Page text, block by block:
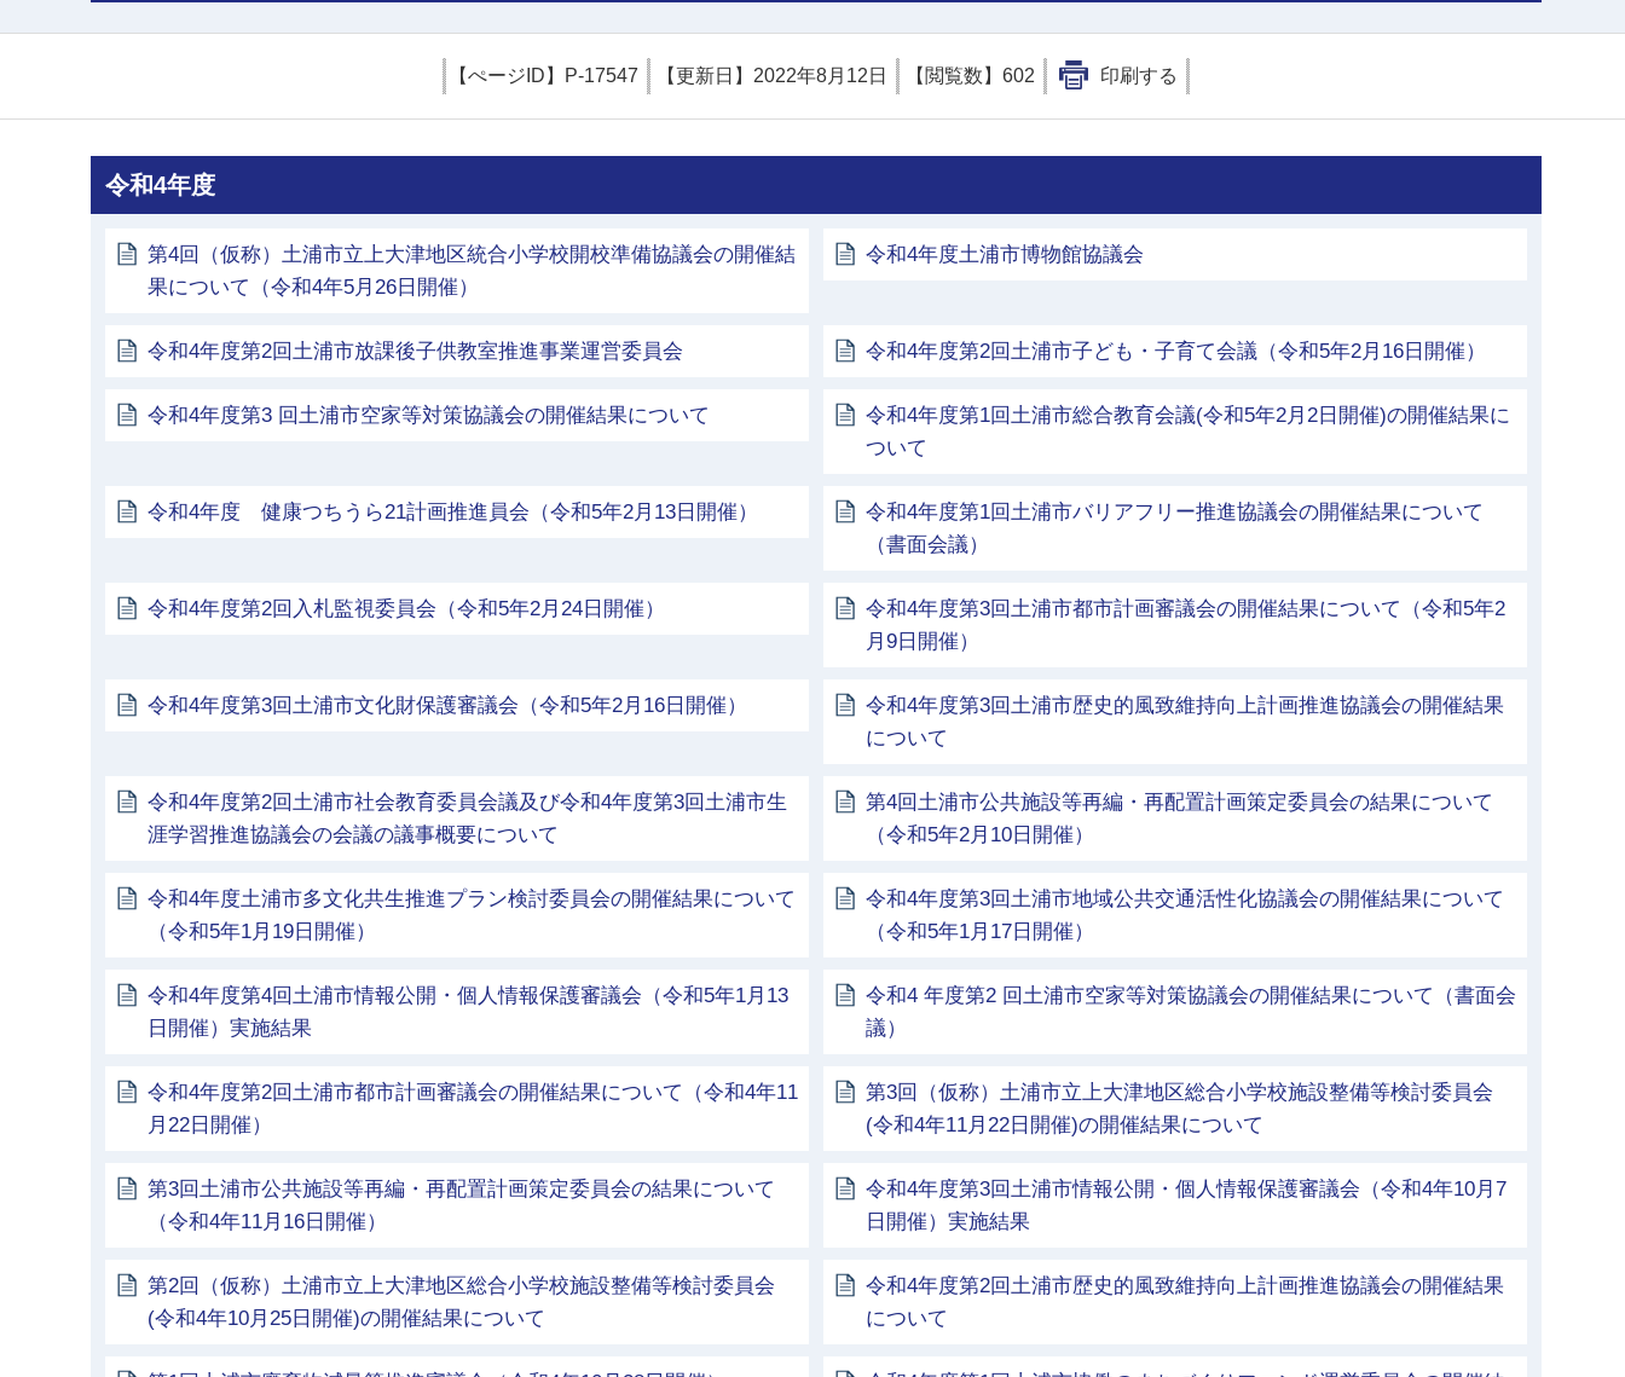
【ぺージID】 P-17547 【更新日】 2022年8月12日 【閲覧数】 602 印刷する
令和4年度
第4回（仮称）土浦市立上大津地区統合小学校開校準備協議会の開催結
果について（令和4年5月26日開催）
令和4年度土浦市博物館協議会
令和4年度第2回土浦市放課後子供教室推進事業運営委員会 令和4年度第2回土浦市子ども・子育て会議（令和5年2月16日開催）
令和4年度第3 回土浦市空家等対策協議会の開催結果について
令和4年度第1回土浦市総合教育会議(令和5年2月2日開催)の開催結果に
ついて
令和4年度 健康つちうら21計画推進員会（令和5年2月13日開催）
令和4年度第1回土浦市バリアフリー推進協議会の開催結果について
（書面会議）
令和4年度第2回入札監視委員会（令和5年2月24日開催）
令和4年度第3回土浦市都市計画審議会の開催結果について（令和5年2
月9日開催）
令和4年度第3回土浦市文化財保護審議会（令和5年2月16日開催）
令和4年度第3回土浦市歴史的風致維持向上計画推進協議会の開催結果
について
令和4年度第2回土浦市社会教育委員会議及び令和4年度第3回土浦市生
涯学習推進協議会の会議の議事概要について
第4回土浦市公共施設等再編・再配置計画策定委員会の結果について
（令和5年2月10日開催）
令和4年度土浦市多文化共生推進プラン検討委員会の開催結果について
（令和5年1月19日開催）
令和4年度第3回土浦市地域公共交通活性化協議会の開催結果について
（令和5年1月17日開催）
令和4年度第4回土浦市情報公開・個人情報保護審議会（令和5年1月13
日開催）実施結果
令和4 年度第2 回土浦市空家等対策協議会の開催結果について（書面会
議）
令和4年度第2回土浦市都市計画審議会の開催結果について（令和4年11
月22日開催）
第3回（仮称）土浦市立上大津地区総合小学校施設整備等検討委員会
(令和4年11月22日開催)の開催結果について
第3回土浦市公共施設等再編・再配置計画策定委員会の結果について
（令和4年11月16日開催）
令和4年度第3回土浦市情報公開・個人情報保護審議会（令和4年10月7
日開催）実施結果
第2回（仮称）土浦市立上大津地区総合小学校施設整備等検討委員会
(令和4年10月25日開催)の開催結果について
令和4年度第2回土浦市歴史的風致維持向上計画推進協議会の開催結果
について